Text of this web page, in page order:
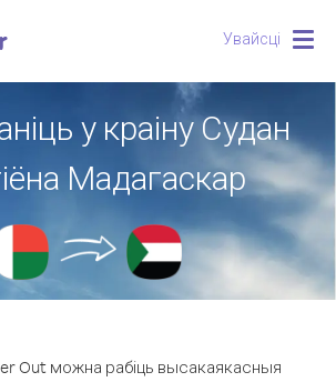
Увайсці
у краіну Судан
Мадагаскар
Out можна рабіць высакаякасныя